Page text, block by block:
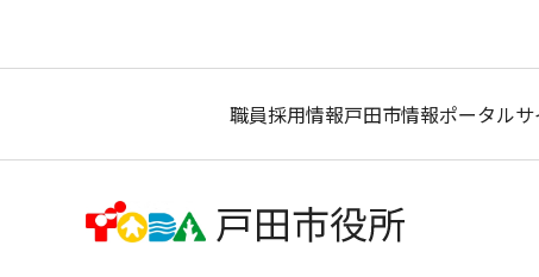
職員採用情報戸田市情報ポータル